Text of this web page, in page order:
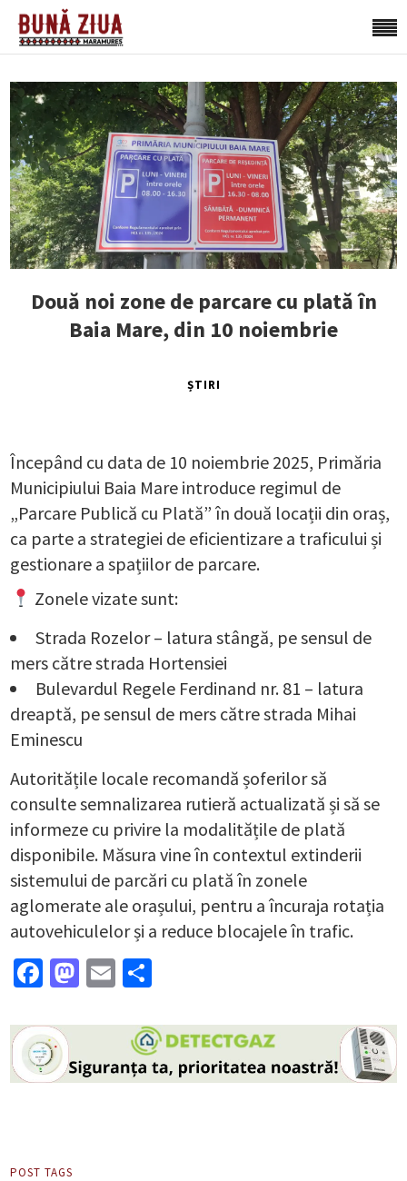
Două noi zone de parcare cu plată în
Baia Mare, din 10 noiembrie
ȘTIRI
Începând cu data de 10 noiembrie 2025, Primăria
Municipiului Baia Mare introduce regimul de
„Parcare Publică cu Plată” în două locații din oraș,
ca parte a strategiei de eficientizare a traficului și
gestionare a spațiilor de parcare.
Zonele vizate sunt:
Strada Rozelor – latura stângă, pe sensul de
mers către strada Hortensiei
Bulevardul Regele Ferdinand nr. 81 – latura
dreaptă, pe sensul de mers către strada Mihai
Eminescu
Autoritățile locale recomandă șoferilor să
consulte semnalizarea rutieră actualizată și să se
informeze cu privire la modalitățile de plată
disponibile. Măsura vine în contextul extinderii
sistemului de parcări cu plată în zonele
aglomerate ale orașului, pentru a încuraja rotația
autovehiculelor și a reduce blocajele în trafic.
Facebook
Mastodon
Email
POST TAGS